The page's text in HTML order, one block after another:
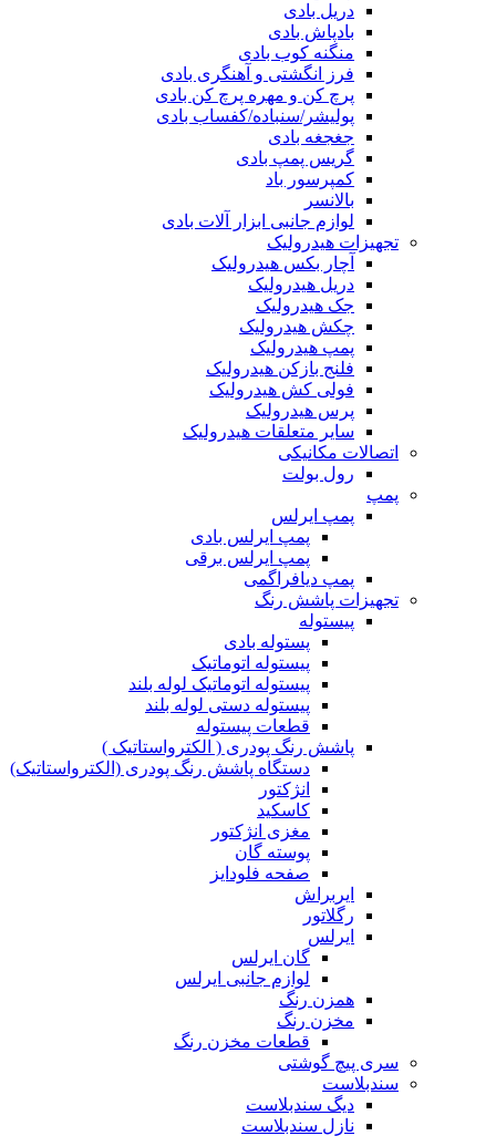
دریل بادی
بادپاش بادی
منگنه کوب بادی
فرز انگشتی و آهنگری بادی
پرچ کن و مهره پرچ کن بادی
پولیشر/سنباده/کفساب بادی
جغجغه بادی
گریس پمپ بادی
کمپرسور باد
بالانسر
لوازم جانبی ابزار آلات بادی
تجهیزات هیدرولیک
آچار بکس هیدرولیک
دریل هیدرولیک
جک هیدرولیک
چکش هیدرولیک
پمپ هیدرولیک
فلنج بازکن هیدرولیک
فولی کش هیدرولیک
پرس هیدرولیک
سایر متعلقات هیدرولیک
اتصالات مکانیکی
رول بولت
پمپ
پمپ ایرلس
پمپ ایرلس بادی
پمپ ایرلس برقی
پمپ دیافراگمی
تجهیزات پاشش رنگ
پیستوله
پستوله بادی
پیستوله اتوماتیک
پیستوله اتوماتیک لوله بلند
پیستوله دستی لوله بلند
قطعات پیستوله
پاشش رنگ پودری ( الکترواستاتیک )
دستگاه پاشش رنگ پودری (الکترواستاتیک)
انژکتور
کاسکید
مغزی انژکتور
پوسته گان
صفحه فلودایز
ایربراش
رگلاتور
ایرلس
گان ایرلس
لوازم جانبی ایرلس
همزن رنگ
مخزن رنگ
قطعات مخزن رنگ
سری پیچ گوشتی
سندبلاست
دیگ سندبلاست
نازل سندبلاست